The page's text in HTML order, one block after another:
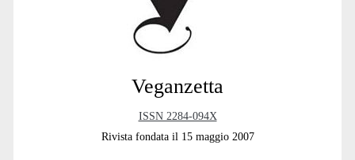
Veganzetta
ISSN 2284-094X
Rivista fondata il 15 maggio 2007